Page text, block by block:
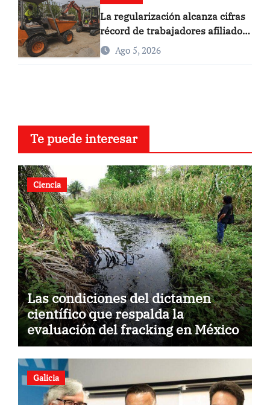
La regularización alcanza cifras
récord de trabajadores afiliados
en Ourense
Ago 5, 2026
Te puede interesar
Ciencia
Las condiciones del dictamen
científico que respalda la
evaluación del fracking en México
Galicia